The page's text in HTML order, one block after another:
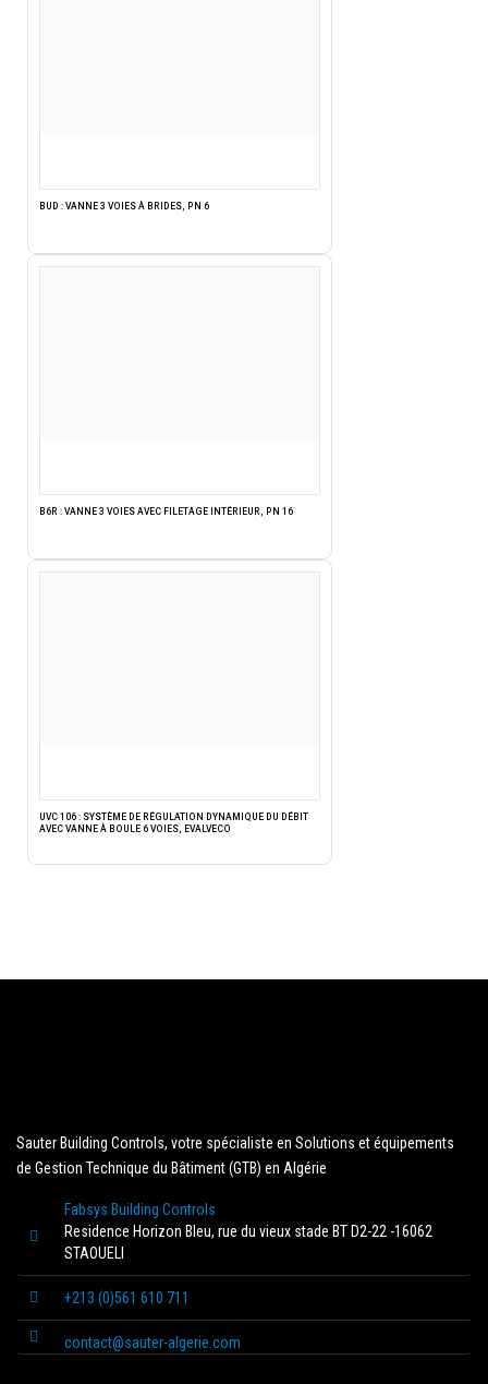
BUD : VANNE 3 VOIES À BRIDES, PN 6
B6R : VANNE 3 VOIES AVEC FILETAGE INTÉRIEUR, PN 16
UVC 106 : SYSTÈME DE RÉGULATION DYNAMIQUE DU DÉBIT
AVEC VANNE À BOULE 6 VOIES, EVALVECO
Sauter Building Controls, votre spécialiste en Solutions et équipements
de Gestion Technique du Bâtiment (GTB) en Algérie
Fabsys Building Controls
Residence Horizon Bleu, rue du vieux stade BT D2-22 -16062
STAOUELI
+213 (0)561 610 711
contact@sauter-algerie.com